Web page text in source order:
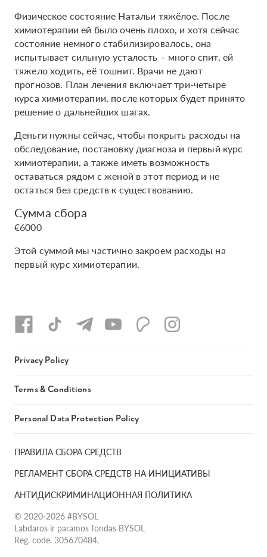
Физическое состояние Натальи тяжёлое. После
химиотерапии ей было очень плохо, и хотя сейчас
состояние немного стабилизировалось, она
испытывает сильную усталость – много спит, ей
тяжело ходить, её тошнит. Врачи не дают
прогнозов. План лечения включает три-четыре
курса химиотерапии, после которых будет принято
решение о дальнейших шагах.
Деньги нужны сейчас, чтобы покрыть расходы на
обследование, постановку диагноза и первый курс
химиотерапии, а также иметь возможность
оставаться рядом с женой в этот период и не
остаться без средств к существованию.
Сумма сбора
€6000
Этой суммой мы частично закроем расходы на
первый курс химиотерапии.
ПРАВИЛА СБОРА СРЕДСТВ
РЕГЛАМЕНТ СБОРА СРЕДСТВ НА ИНИЦИАТИВЫ
АНТИДИСКРИМИНАЦИОННАЯ ПОЛИТИКА
© 2020-2026 #BYSOL
Labdaros ir paramos fondas BYSOL
Reg. code. 305670484,
Privacy Policy
Terms & Conditions
Personal Data Protection Policy